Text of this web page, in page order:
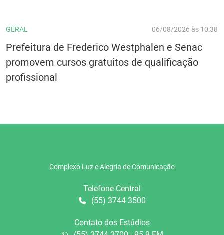
GERAL 06/08/2026 às 10:38
Prefeitura de Frederico Westphalen e Senac
promovem cursos gratuitos de qualificação
profissional
Complexo Luz e Alegria de Comunicação
Telefone Central
(55) 3744 3500
Contato dos Estúdios